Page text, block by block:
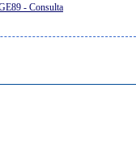
- Consulta